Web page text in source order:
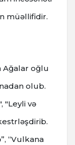
müəllifidir.
Ağalar oğlu
olub.
"Leyli vә
“Vulkana